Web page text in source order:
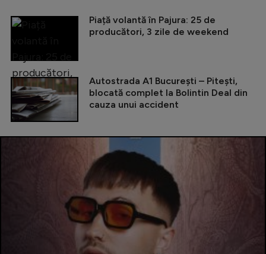
Piață volantă în Pajura: 25 de
producători, 3 zile de weekend
Autostrada A1 București – Pitești,
blocată complet la Bolintin Deal din
cauza unui accident